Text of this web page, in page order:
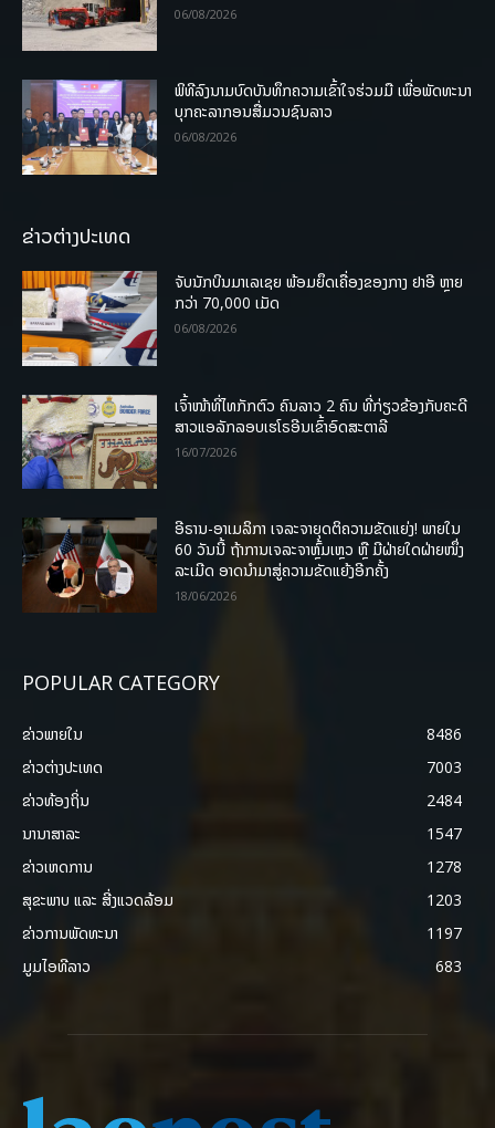
06/08/2026
ພິທີລົງນາມບົດບັນທຶກຄວາມເຂົ້າໃຈຮ່ວມມື ເພື່ອພັດທະນາ
ບຸກຄະລາກອນສື່ມວນຊົນລາວ
06/08/2026
ຂ່າວຕ່າງປະເທດ
ຈັບນັກບິນມາເລເຊຍ ພ້ອມຍຶດເຄື່ອງຂອງກາງ ຢາອີ ຫຼາຍ
ກວ່າ 70,000 ເມັດ
06/08/2026
ເຈົ້າໜ້າທີ່ໄທກັກຕົວ ຄົນລາວ 2 ຄົນ ທີ່ກ່ຽວຂ້ອງກັບຄະດີ
ສາວແອລັກລອບເຮໂຣອີນເຂົ້າອົດສະຕາລີ
16/07/2026
ອີຣານ-ອາເມລິກາ ເຈລະຈາຍຸດຕິຄວາມຂັດແຍ່ງ! ພາຍໃນ
60 ວັນນີ້ ຖ້າການເຈລະຈາຫຼົ້ມເຫຼວ ຫຼື ມີຝ່າຍໃດຝ່າຍໜຶ່ງ
ລະເມີດ ອາດນໍາມາສູ່ຄວາມຂັດແຍ້ງອີກຄັ້ງ
18/06/2026
POPULAR CATEGORY
ຂ່າວພາຍ​ໃນ
8486
ຂ່າວຕ່າງປະເທດ
7003
ຂ່າວທ້ອງຖິ່ນ
2484
ນານາສາລະ
1547
ຂ່າວເຫດການ
1278
ສຸຂະພາບ ແລະ ສີ່ງແວດລ້ອມ
1203
ຂ່າວການພັດທະນາ
1197
ມູມໄອທີລາວ
683